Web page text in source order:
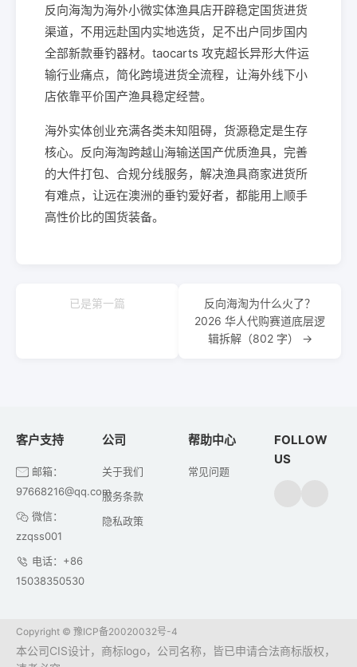
反向海淘为海外小微实体渔具店开辟稳定国货进货
渠道，不用远赴国内实地选货，足不出户同步国内
全部新款垂钓器材。taocarts 攻克超长异形大件运
输行业痛点，简化跨境进货全流程，让海外线下小
店依靠平价国产渔具稳定经营。
海外实体创业充满各类未知阻碍，货源稳定是生存
核心。反向海淘跨越山海输送国产优质渔具，完善
的大件打包、合规分线服务，解决渔具商家进货所
有难点，让远在澳洲的垂钓爱好者，都能用上顺手
高性价比的国货装备。
已是第一篇
反向海淘为什么火了？
2026 华人代购赛道底层逻
辑拆解（802 字） →
客户支持
邮箱：
97668216@qq.com
微信：
zzqss001
电话：+86
15038350530
公司
关于我们
服务条款
隐私政策
帮助中心
常见问题
FOLLOW
US
Copyright © 豫ICP备20020032号-4
本公司CIS设计，商标logo，公司名称，皆已申请合法商标版权，